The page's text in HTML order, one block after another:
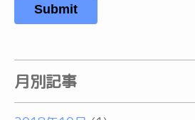
Submit
月別記事